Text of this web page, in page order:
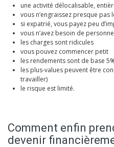
une activité délocalisable,
vous n’engraissez presque pas
si expatrié, vous payez peu
vous n’avez besoin de personne
les charges sont ridicules
vous pouvez commencer petit
les rendements sont de base
les plus-values peuvent être
travailler)
le risque est limité.
Comment enfin
devenir